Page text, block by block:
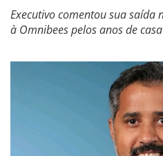
Executivo comentou sua saída
à Omnibees pelos anos de casa